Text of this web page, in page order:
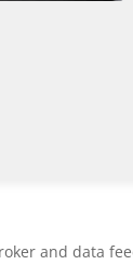
and data